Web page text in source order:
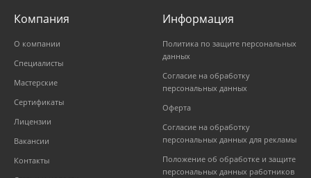
Компания
О компании
Специалисты
Мастерские
Сертификаты
Лицензии
Вакансии
Контакты
Информация
Политика по защите персональных
данных
Согласие на обработку
персональных данных
Оферта
Согласие на обработку
персональных данных для рекламы
Положение об обработке и защите
персональных данных работников